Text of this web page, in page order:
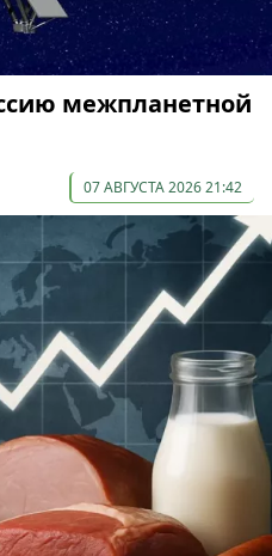
межпланетной
07 АВГУСТА 2026 21:42